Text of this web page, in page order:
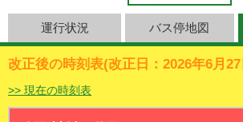
運行状況 バス停地図
改正後の時刻表(改正日：2026年6月27
>> 現在の時刻表